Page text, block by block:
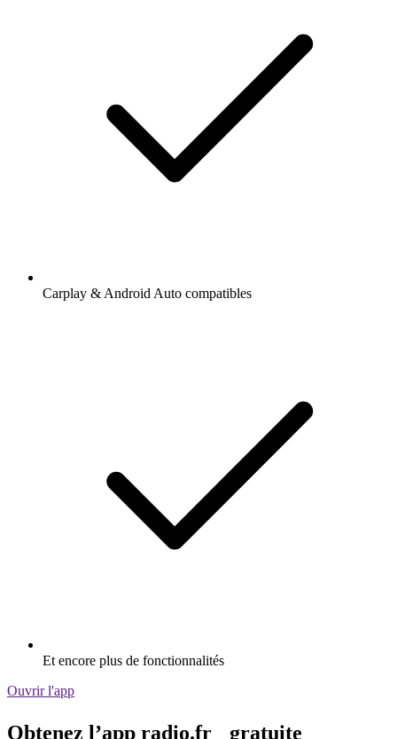
Carplay & Android Auto compatibles
Et encore plus de fonctionnalités
Ouvrir l'app
Obtenez l’app radio.fr gratuite